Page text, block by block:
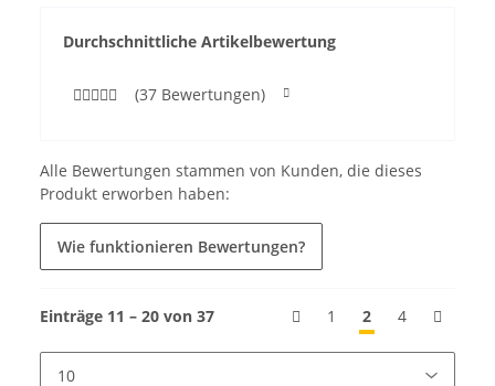
Durchschnittliche Artikelbewertung
(37 Bewertungen)
Alle Bewertungen stammen von Kunden, die dieses
Produkt erworben haben:
Wie funktionieren Bewertungen?
Einträge 11 – 20 von 37 1 2 4